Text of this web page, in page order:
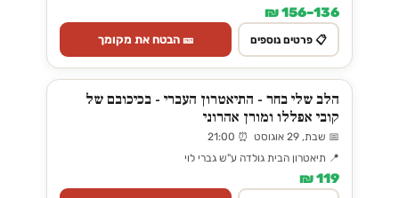
136–156 ₪
📋 פרטים נוספים 🎫 הבטח את מקומך
הלב שלי בחר - התיאטרון העברי - בכיכובם של
קובי אפללו ומורן אהרוני
📅 שבת, 29 אוגוסט ⏰ 21:00
📍 תיאטרון הבית גולדה ע"ש גברי לוי
119 ₪